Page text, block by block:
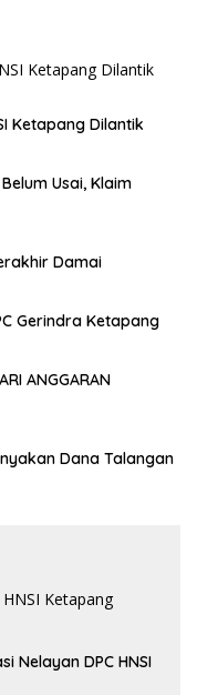
Ketapang Dilantik
Usai, Klaim
Damai
Gerindra Ketapang
ANGGARAN
Dana Talangan
Nelayan DPC HNSI